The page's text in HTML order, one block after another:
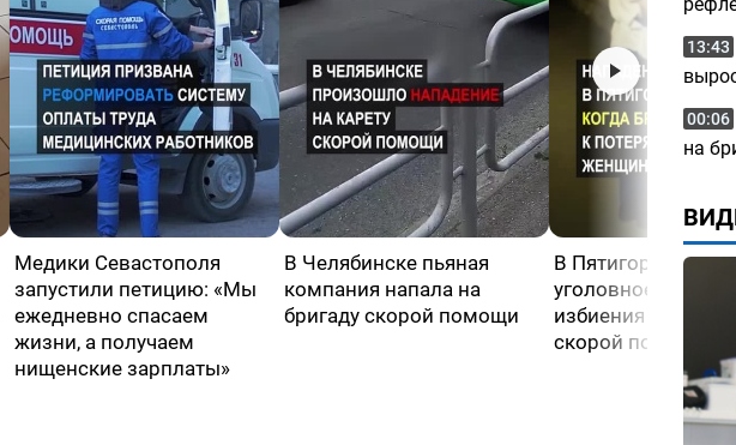
Медики Севастополя
запустили петицию: «Мы
ежедневно спасаем
жизни, а получаем
нищенские зарплаты»
В Челябинске пьяная
компания напала на
бригаду скорой помощи
В Пятигорске
уголовное дело
избиения
скорой помощи
13:43
00:06
на